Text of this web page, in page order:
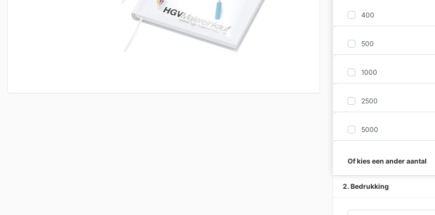
400
500
1000
2500
5000
Of kies een ander aantal
2. Bedrukking